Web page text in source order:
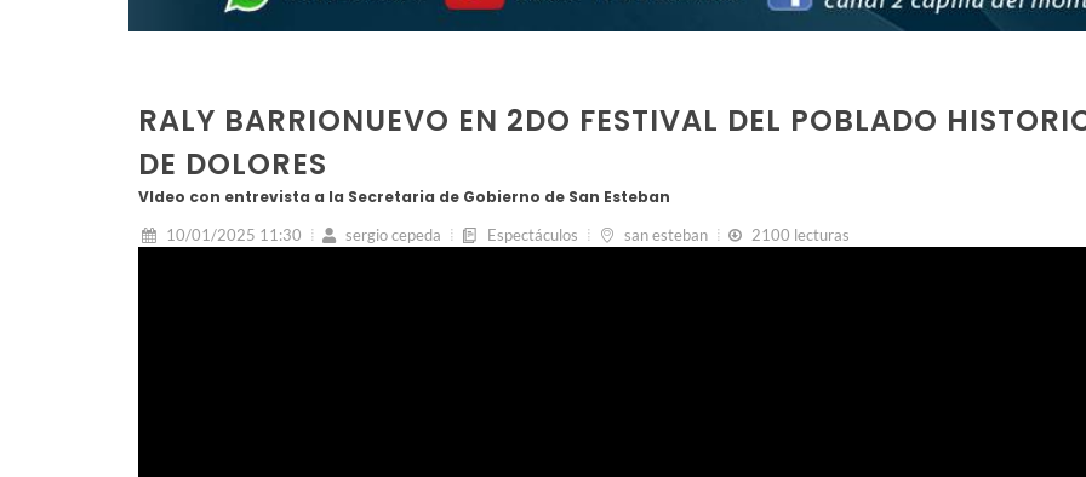
RALY BARRIONUEVO EN 2DO FESTIVAL DEL POBLADO
DE DOLORES
VIdeo con entrevista a la Secretaria de Gobierno de San Esteban
10/01/2025 11:30 sergio cepeda Espectáculos san esteban 2100 lecturas